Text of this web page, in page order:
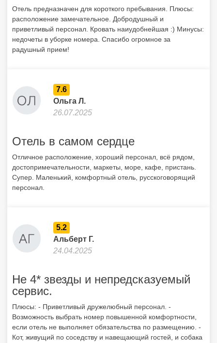
Отель предназначен для короткого пребывания. Плюсы:
расположение замечательное. Добродушный и
приветливый персонал. Кровать наиудобнейшая :) Минусы:
недочеты в уборке номера. Спасибо огромное за
радушный прием!
7.6
Ольга Л.
26.07.2025
Отель в самом сердце
Отличное расположение, хороший персонал, всё рядом,
достопримечательности, маркеты, море, кафе, пристань.
Супер. Маленький, комфортный отель, русскоговорящий
персонал.
5.2
Альберт Г.
24.04.2025
Не 4* звезды и непредсказуемый
сервис.
Плюсы: - Приветливый дружелюбный персонал. -
Возможность выбрать номер повышенной комфортности,
если отель не выполняет обязательства по размещению. -
Кот, живущий по соседству и навещающий гостей, и собака